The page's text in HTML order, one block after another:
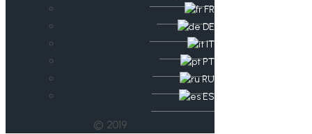
FR
DE
IT
PT
RU
ES
© 2019